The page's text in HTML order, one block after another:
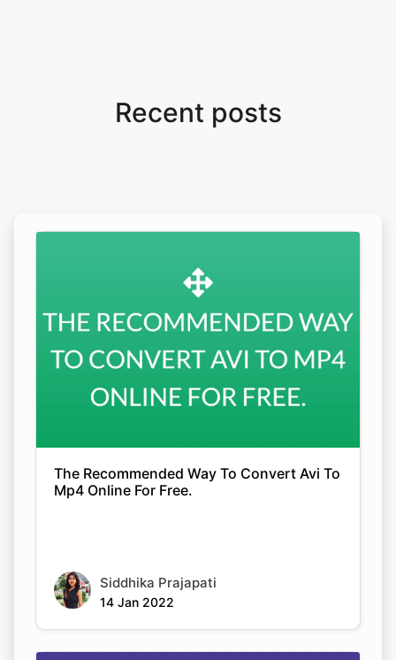
Copy Link
Recent posts
The Recommended Way To Convert Avi To
Mp4 Online For Free.
Siddhika Prajapati
14 Jan 2022